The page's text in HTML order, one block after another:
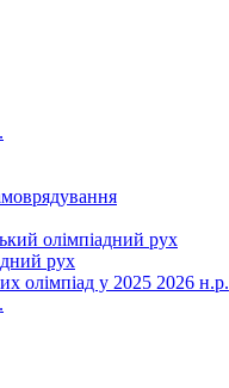
олімпіадний рух
рух
олімпіад у 2025 2026 н.р.